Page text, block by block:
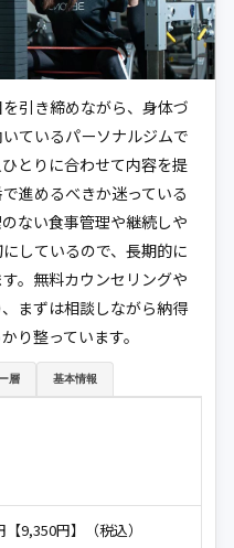
引き締めながら、身体づ
ているパーソナルジムで
とりに合わせて内容を提
進めるべきか迷っている
ない食事管理や継続しや
しているので、長期的に
。無料カウンセリングや
まずは相談しながら納得
り整っています。
層 基本情報
9,350円】（税込）